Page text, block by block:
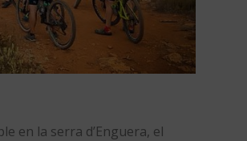
en la serra d’Enguera, el